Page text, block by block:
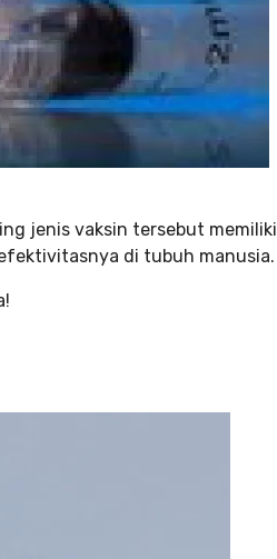
jenis vaksin tersebut memiliki
di tubuh manusia.